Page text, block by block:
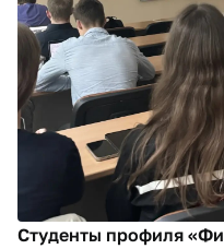
Студенты профиля